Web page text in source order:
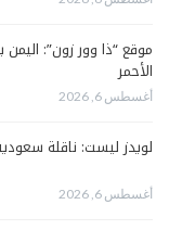
موقع “ذا وور زون”:
الأحمر
أغسطس 6, 2026
لويدز ليست: ناقلة
أغسطس 6, 2026